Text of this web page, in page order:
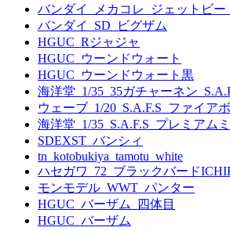
バンダイ_メカコレ_ジェットビー
バンダイ_SD_ビグザム
HGUC_Rジャジャ
HGUC_ウーンドウォート
HGUC_ウーンドウォート黒
海洋堂_1/35_35ガチャーネン
ウェーブ_1/20_S.A.F.S_ファイア
海洋堂_1/35_S.A.F.S_プレミアム
SDEXST_バンシィ
tn_kotobukiya_tamotu_white
ハセガワ_72_ブラックバード
モンモデル_WWT_パンター
HGUC_バーザム_四体目
HGUC_バーザム